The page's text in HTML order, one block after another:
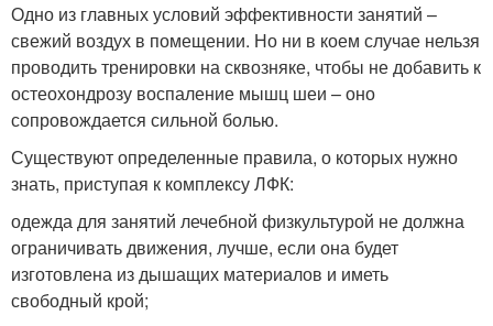
Одно из главных условий эффективности занятий –
свежий воздух в помещении. Но ни в коем случае нельзя
проводить тренировки на сквозняке, чтобы не добавить к
остеохондрозу воспаление мышц шеи – оно
сопровождается сильной болью.
Существуют определенные правила, о которых нужно
знать, приступая к комплексу ЛФК:
одежда для занятий лечебной физкультурой не должна
ограничивать движения, лучше, если она будет
изготовлена из дышащих материалов и иметь
свободный крой;